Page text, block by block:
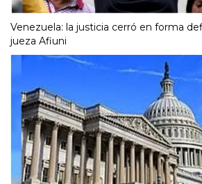
Venezuela: la justicia cerró en forma
jueza Afiuni